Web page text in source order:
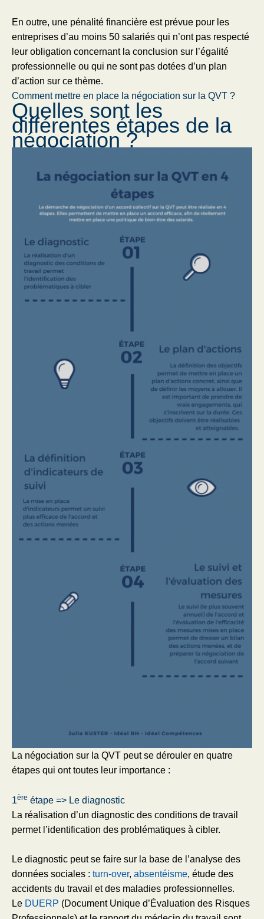
En outre, une pénalité financière est prévue pour les
entreprises d’au moins 50 salariés qui n’ont pas respecté
leur obligation concernant la conclusion sur l’égalité
professionnelle ou qui ne sont pas dotées d’un plan
d’action sur ce thème.
Comment mettre en place la négociation sur la QVT ?
Quelles sont les
différentes étapes de la
négociation ?
La négociation sur la QVT peut se dérouler en quatre
étapes qui ont toutes leur importance :
1ère étape => Le diagnostic
La réalisation d’un diagnostic des conditions de travail
permet l’identification des problématiques à cibler.
Le diagnostic peut se faire sur la base de l’analyse des
données sociales : turn-over, absentéisme, étude des
accidents du travail et des maladies professionnelles.
Le DUERP (Document Unique d’Évaluation des Risques